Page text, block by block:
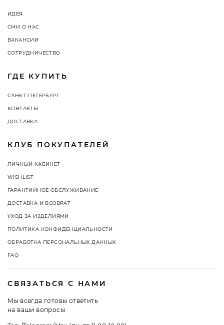
ИДЕЯ
СМИ О НАС
ВАКАНСИИ
СОТРУДНИЧЕСТВО
ГДЕ КУПИТЬ
САНКТ-ПЕТЕРБУРГ
КОНТАКТЫ
ДОСТАВКА
КЛУБ ПОКУПАТЕЛЕЙ
ЛИЧНЫЙ КАБИНЕТ
WISHLIST
ГАРАНТИЙНОЕ ОБСЛУЖИВАНИЕ
ДОСТАВКА И ВОЗВРАТ
УХОД ЗА ИЗДЕЛИЯМИ
ПОЛИТИКА КОНФИДЕНЦИАЛЬНОСТИ
ОБРАБОТКА ПЕРСОНАЛЬНЫХ ДАННЫХ
FAQ
СВЯЗАТЬСЯ С НАМИ
Мы всегда готовы ответить
на ваши вопросы